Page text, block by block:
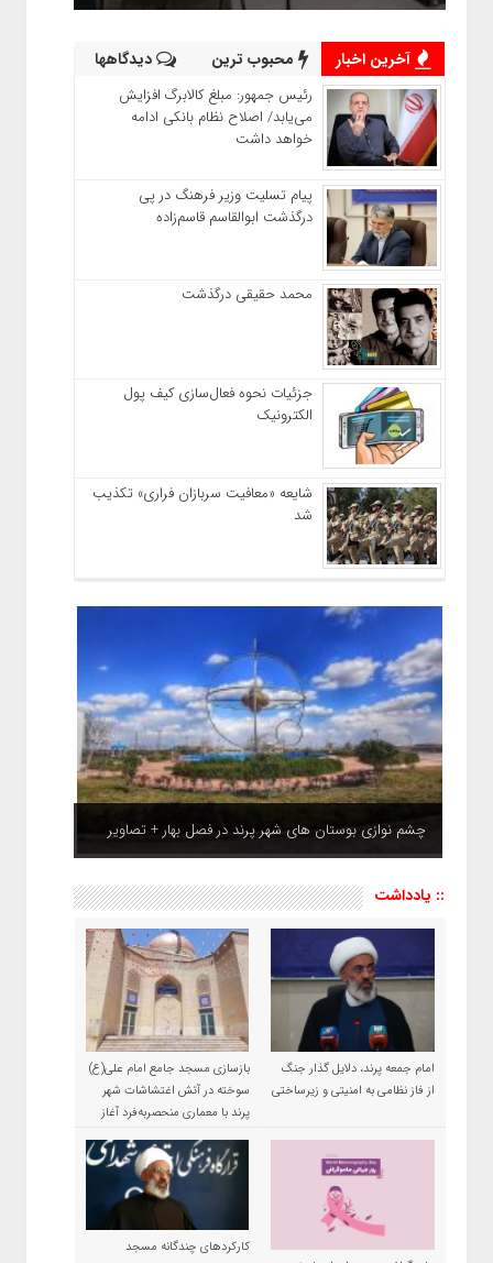
آخرین اخبار محبوب ترین دیدگاهها
رئیس‌ جمهور: مبلغ کالابرگ افزایش
می‌یابد/ اصلاح نظام بانکی ادامه
خواهد داشت
پیام تسلیت وزیر فرهنگ در پی
درگذشت ابوالقاسم قاسم‌زاده
محمد حقیقی درگذشت
جزئیات نحوه فعال‌سازی کیف پول
الکترونیک
شایعه «معافیت سربازان فراری» تکذیب
شد
چشم نوازی بوستان های شهر پرند در فصل بهار + تصاویر
:: یادداشت
امام جمعه پرند، دلایل گذار جنگ
از فاز نظامی به امنیتی و زیرساختی
بازسازی مسجد جامع امام علی(ع)
سوخته در آتش اغتشاشات شهر
پرند با معماری منحصربه‌فرد آغاز
کارکردهای چندگانه مسجد